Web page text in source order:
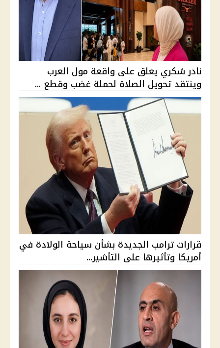
نادر شكري يعلق على واقعة مول العرب
وينتقد تحويل الصلاة لحملة غضب وقطع ...
قرارات ترامب الجديدة بشأن سياحة الولادة في
أمريكا وتأثيرها على التأشير...